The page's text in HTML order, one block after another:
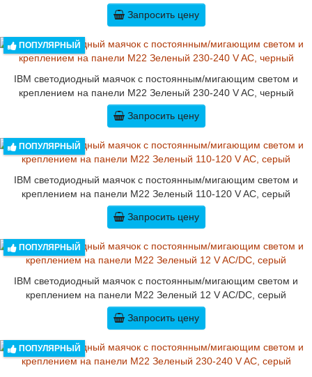
Запросить цену
ПОПУЛЯРНЫЙ
IBM светодиодный маячок с постоянным/мигающим светом и
креплением на панели M22 Зеленый 230-240 V AC, черный
Запросить цену
ПОПУЛЯРНЫЙ
IBM светодиодный маячок с постоянным/мигающим светом и
креплением на панели M22 Зеленый 110-120 V AC, серый
Запросить цену
ПОПУЛЯРНЫЙ
IBM светодиодный маячок с постоянным/мигающим светом и
креплением на панели M22 Зеленый 12 V AC/DC, серый
Запросить цену
ПОПУЛЯРНЫЙ